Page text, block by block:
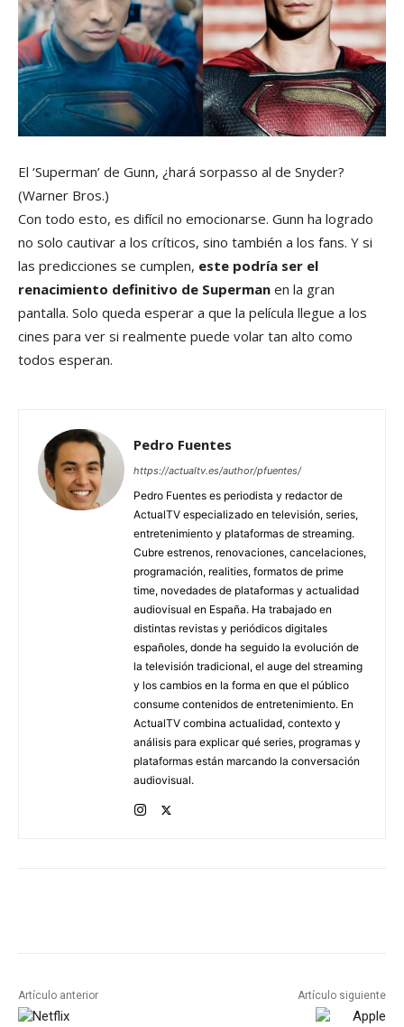
El ‘Superman’ de Gunn, ¿hará sorpasso al de Snyder?
(Warner Bros.)
Con todo esto, es difícil no emocionarse. Gunn ha logrado
no solo cautivar a los críticos, sino también a los fans. Y si
las predicciones se cumplen, este podría ser el
renacimiento definitivo de Superman en la gran
pantalla. Solo queda esperar a que la película llegue a los
cines para ver si realmente puede volar tan alto como
todos esperan.
Pedro Fuentes
https://actualtv.es/author/pfuentes/
Pedro Fuentes es periodista y redactor de
ActualTV especializado en televisión, series,
entretenimiento y plataformas de streaming.
Cubre estrenos, renovaciones, cancelaciones,
programación, realities, formatos de prime
time, novedades de plataformas y actualidad
audiovisual en España. Ha trabajado en
distintas revistas y periódicos digitales
españoles, donde ha seguido la evolución de
la televisión tradicional, el auge del streaming
y los cambios en la forma en que el público
consume contenidos de entretenimiento. En
ActualTV combina actualidad, contexto y
análisis para explicar qué series, programas y
plataformas están marcando la conversación
audiovisual.
Artículo anterior Artículo siguiente